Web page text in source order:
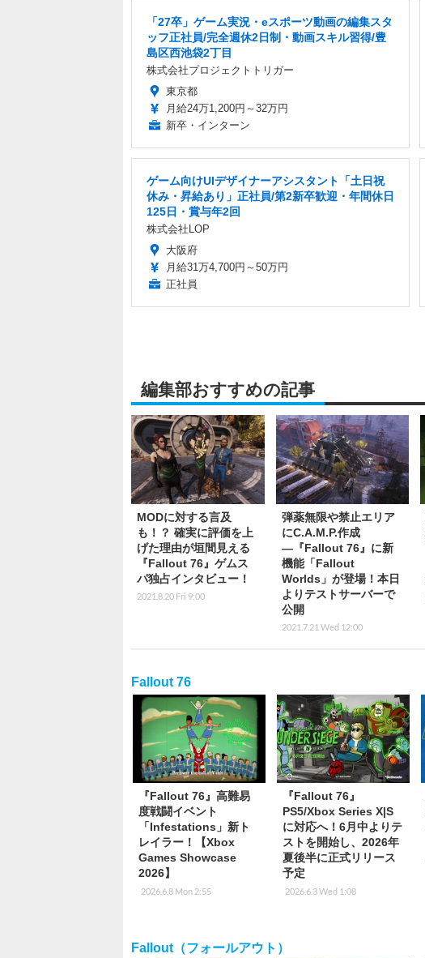
「27卒」ゲーム実況・eスポーツ動画の編集スタ
ッフ正社員/完全週休2日制・動画スキル習得/豊
島区西池袋2丁目
株式会社プロジェクトトリガー
東京都
月給24万1,200円～32万円
新卒・インターン
ゲーム向けUIデザイナーアシスタント「土日祝
休み・昇給あり」正社員/第2新卒歓迎・年間休日
125日・賞与年2回
株式会社LOP
大阪府
月給31万4,700円～50万円
正社員
編集部おすすめの記事
MODに対する言及
も！？ 確実に評価を上
げた理由が垣間見える
『Fallout 76』ゲムス
パ独占インタビュー！
2021.8.20 Fri 9:00
弾薬無限や禁止エリア
にC.A.M.P.作成
―『Fallout 76』に新
機能「Fallout
Worlds」が登場！本日
よりテストサーバーで
公開
2021.7.21 Wed 12:00
Fallout 76
『Fallout 76』高難易
度戦闘イベント
「Infestations」新ト
レイラー！【Xbox
Games Showcase
2026】
2026.6.8 Mon 2:55
『Fallout 76』
PS5/Xbox Series X|S
に対応へ！6月中よりテ
ストを開始し、2026年
夏後半に正式リリース
予定
2026.6.3 Wed 1:08
Fallout（フォールアウト）